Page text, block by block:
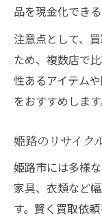
品を現金化でき
注意点として、
ため、複数店で
性あるアイテム
をおすすめします
姫路のリサイク
姫路市には多様
家具、衣類など
す。賢く買取依